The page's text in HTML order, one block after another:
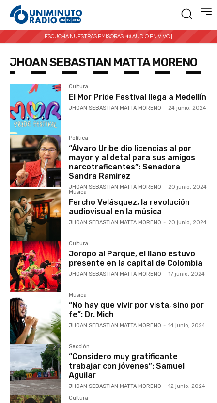
ESCUCHA NUESTRAS EMISORAS: 🔊 AUDIO EN VIVO |
JHOAN SEBASTIAN MATTA MORENO
Cultura
El Mor Pride Festival llega a Medellín
JHOAN SEBASTIAN MATTA MORENO - 24 junio, 2024
Política
“Álvaro Uribe dio licencias al por
mayor y al detal para sus amigos
narcotraficantes”: Senadora
Sandra Ramirez
JHOAN SEBASTIAN MATTA MORENO - 20 junio, 2024
Música
Fercho Velásquez, la revolución
audiovisual en la música
JHOAN SEBASTIAN MATTA MORENO - 20 junio, 2024
Cultura
Joropo al Parque, el llano estuvo
presente en la capital de Colombia
JHOAN SEBASTIAN MATTA MORENO - 17 junio, 2024
Música
“No hay que vivir por vista, sino por
fe”: Dr. Mich
JHOAN SEBASTIAN MATTA MORENO - 14 junio, 2024
Sección
“Considero muy gratificante
trabajar con jóvenes”: Samuel
Aguilar
JHOAN SEBASTIAN MATTA MORENO - 12 junio, 2024
Cultura